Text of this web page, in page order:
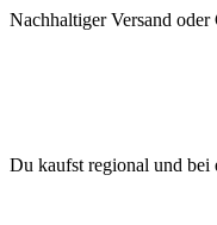
Nachhaltiger Versand
Du kaufst regional und bei